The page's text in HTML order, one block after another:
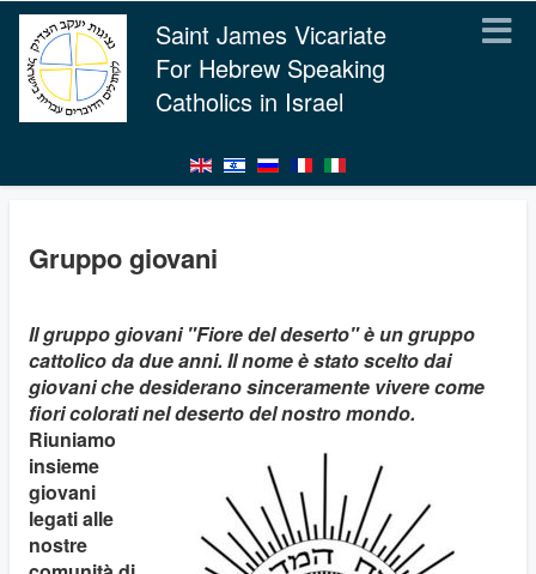
Saint James Vicariate
For Hebrew Speaking
Catholics in Israel
Gruppo giovani
Il gruppo giovani "Fiore del deserto" è un gruppo
cattolico da due anni. Il nome è stato scelto dai
giovani che desiderano sinceramente vivere come
fiori colorati nel deserto del nostro mondo.
Riuniamo
insieme
giovani
legati alle
nostre